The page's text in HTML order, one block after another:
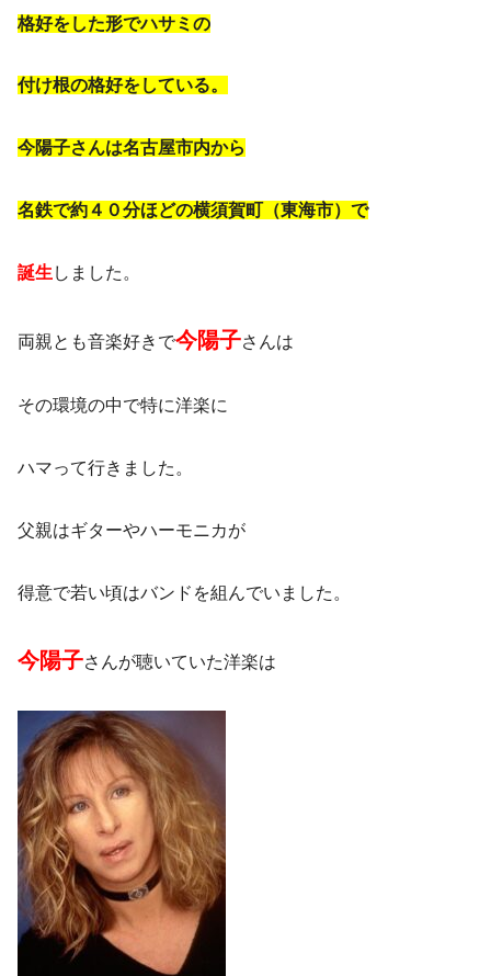
格好をした形でハサミの
付け根の格好をしている。
今陽子さんは名古屋市内から
名鉄で約４０分ほどの横須賀町（東海市）で
誕生 しました。
両親とも音楽好きで今陽子さんは
その環境の中で特に洋楽に
ハマって行きました。
父親はギターやハーモニカが
得意で若い頃はバンドを組んでいました。
今陽子さんが聴いていた洋楽は